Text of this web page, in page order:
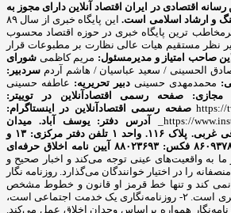
رسانه اقتصادی در ایران اقتصاد آنلاین دارای مجوز به
این پایگاه خبری از سال ۸۹
پرمخاطب ترین پایگاه خبری در حوزه اقتصاد محسوب
نظر مستقیم هیات عالی نظارت بر مطبوعات قرار
صاحب امتیاز و مدیرمسئول: مریم کاظمی شورای
الحسینی / سعید عباسیان / هاشم آردم سردبیر:
محمدمهدی حسینی دبیر تحریریه: عاطفه حسینی
مجازی:
صفحه رسمی اقتصادآنلاین در توییتر:
https:// صفحه رسمی اقتصادآنلاین در اینستاگرام:
https://
آدرس دفتر: یوسف آباد. میدان
پلاک ۱۱۶. واحد ۱
تلفن دفتر مرکزی: ۱۳ و
آیین نامه اخلاق حرفه‌ای
ما به واقعیت‌های عینی توجه می‌کند و اخبار صحیح و
را در اختیار خوانندگان می‌گذارد. روزنامه نگار
کند و تنها خط قرمز او قانون و خطوط مشخص
شده توسط مقام معظم رهبری است. ۲- روزنامه‌نگاری یک خدمت اجتماعی است،
همواره براساس وجدان اخلاق عمل می‌کند.